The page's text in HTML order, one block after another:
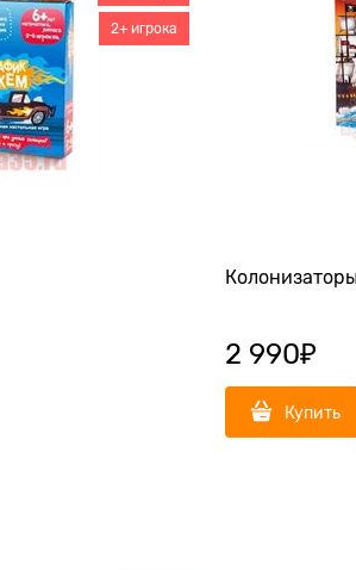
2+ игрока
2 990₽
Купить